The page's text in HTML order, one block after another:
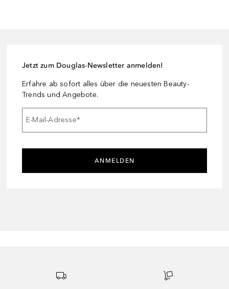
Jetzt zum Douglas-Newsletter anmelden!
Erfahre ab sofort alles über die neuesten Beauty-
Trends und Angebote.
E-Mail-Adresse*
ANMELDEN